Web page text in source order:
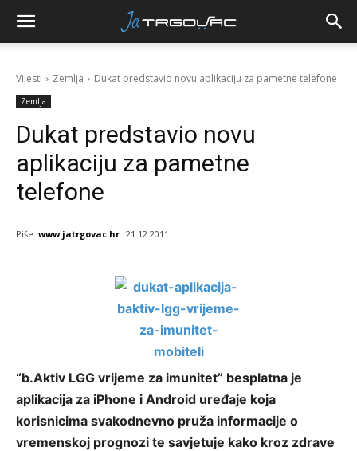
Vijesti Zemlja Dukat predstavio novu aplikaciju za pametne telefone
Zemlja
Dukat predstavio novu
aplikaciju za pametne
telefone
Piše: www.jatrgovac.hr 21.12.2011.
“b.Aktiv LGG vrijeme za imunitet” besplatna je
aplikacija za iPhone i Android uređaje koja
korisnicima svakodnevno pruža informacije o
vremenskoj prognozi te savjetuje kako kroz zdrave